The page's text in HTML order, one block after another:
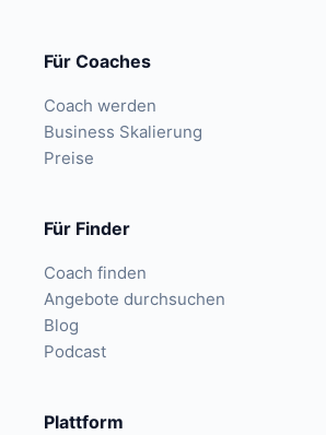
Für Coaches
Coach werden
Business Skalierung
Preise
Für Finder
Coach finden
Angebote durchsuchen
Blog
Podcast
Plattform